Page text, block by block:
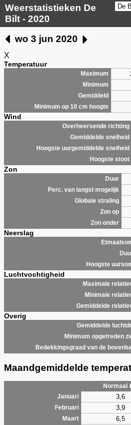
Weerstatistieken De
Bilt - 2020
wo 3 jun 2020
X
Temperatuur
Maximum
Minimum
Gemiddeld
Minimum op 10 cm hoogte
Wind
Overheersende richting
Gemiddelde snelheid
Hoogste uurgemiddelde snelheid
Hoogste stoot
Zon
Duur
Perc. van langst mogelijk
Globale straling
Zon op
Zon onder
Neerslag
Hoogste
Luchtvochtigheid
Maximale
Minimale
Gemiddelde
Overig
Gemiddelde
Minimum opgetreden
Bedekkingsgraad van de
Maandgemiddelde
Normaal
Januari
3,6
Februari 3,9
Maart 6,5